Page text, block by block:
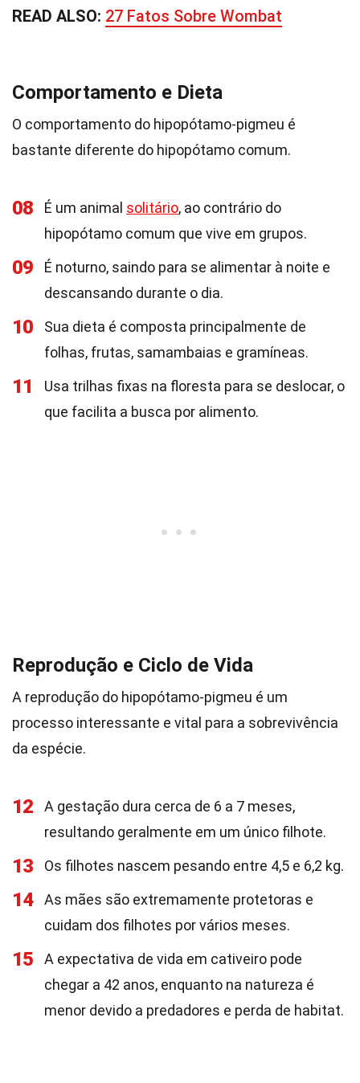
READ ALSO: 27 Fatos Sobre Wombat
Comportamento e Dieta
O comportamento do hipopótamo-pigmeu é
bastante diferente do hipopótamo comum.
08 É um animal solitário, ao contrário do
hipopótamo comum que vive em grupos.
09
É noturno, saindo para se alimentar à noite e
descansando durante o dia.
10
Sua dieta é composta principalmente de
folhas, frutas, samambaias e gramíneas.
11
Usa trilhas fixas na floresta para se deslocar, o
que facilita a busca por alimento.
Reprodução e Ciclo de Vida
A reprodução do hipopótamo-pigmeu é um
processo interessante e vital para a sobrevivência
da espécie.
12
A gestação dura cerca de 6 a 7 meses,
resultando geralmente em um único filhote.
13 Os filhotes nascem pesando entre 4,5 e 6,2 kg.
14
As mães são extremamente protetoras e
cuidam dos filhotes por vários meses.
15
A expectativa de vida em cativeiro pode
chegar a 42 anos, enquanto na natureza é
menor devido a predadores e perda de habitat.